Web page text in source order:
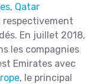
, Qatar
respectivement
En juillet 2018,
les compagnies
Emirates avec
, le principal